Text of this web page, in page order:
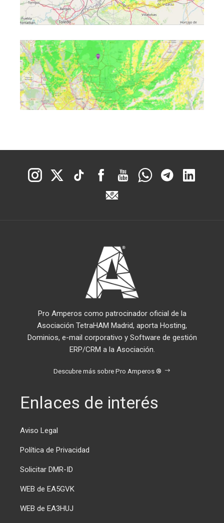
Pro Amperos como patrocinador oficial de la
Asociación TetraHAM Madrid, aporta Hosting,
Dominios, e-mail corporativo y Software de gestión
ERP/CRM a la Asociación.
Descubre más sobre Pro Amperos ®
Enlaces de interés
Aviso Legal
Política de Privacidad
Solicitar DMR-ID
WEB de EA5GVK
WEB de EA3HUJ